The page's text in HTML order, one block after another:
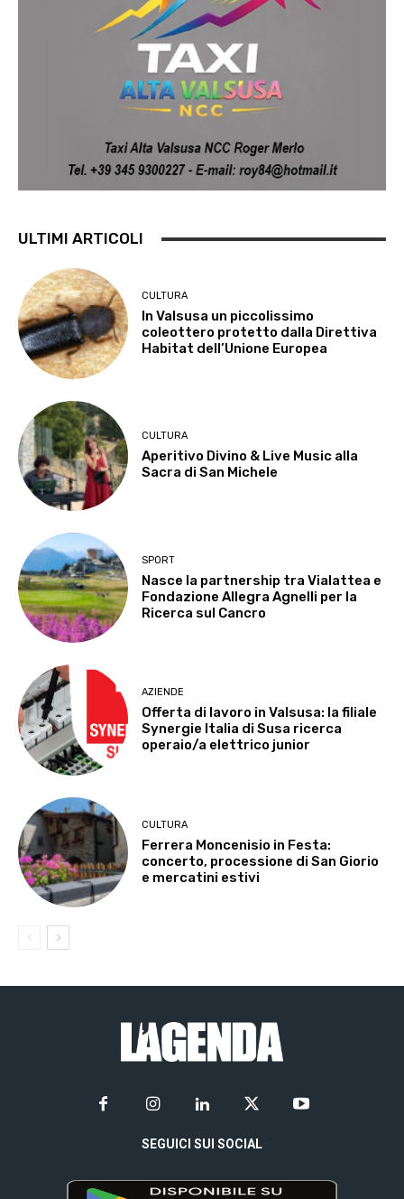
ULTIMI ARTICOLI
CULTURA
In Valsusa un piccolissimo
coleottero protetto dalla Direttiva
Habitat dell’Unione Europea
CULTURA
Aperitivo Divino & Live Music alla
Sacra di San Michele
SPORT
Nasce la partnership tra Vialattea e
Fondazione Allegra Agnelli per la
Ricerca sul Cancro
AZIENDE
Offerta di lavoro in Valsusa: la filiale
Synergie Italia di Susa ricerca
operaio/a elettrico junior
CULTURA
Ferrera Moncenisio in Festa:
concerto, processione di San Giorio
e mercatini estivi
SEGUICI SUI SOCIAL